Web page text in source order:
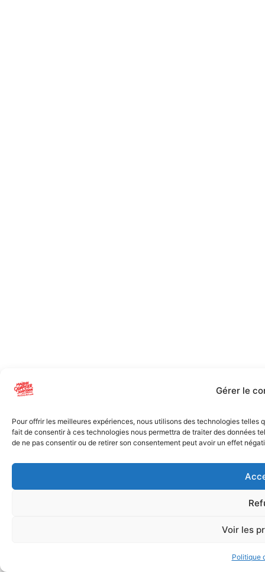
Gérer le
Pour offrir les meilleures expériences, nous utilisons des technologies
fait de consentir à ces technologies nous permettra de traiter des données
de ne pas consentir ou de retirer son consentement peut avoir un effet
Voir les
Politique